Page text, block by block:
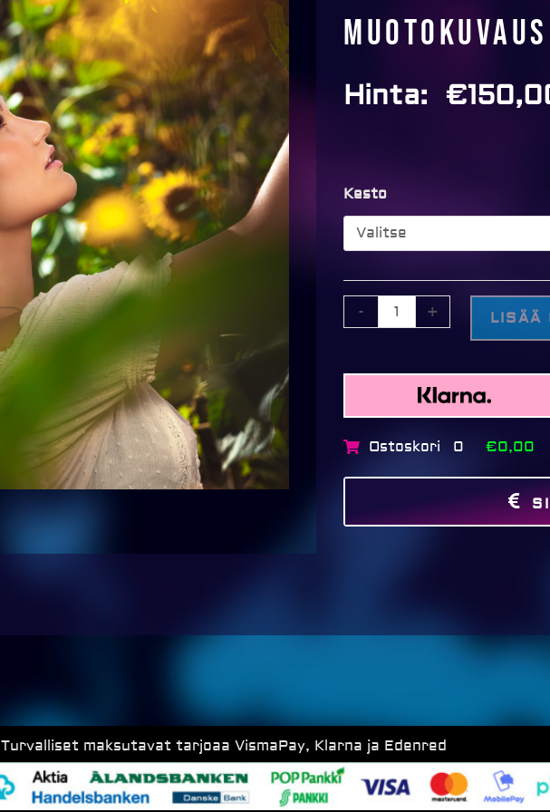
Hinta: €
Kesto
-
Muotokuvaus
miljöössä
määrä
+ LISÄÄ
Ostoskori 0 €0,00
Turvalliset maksutavat tarjoaa VismaPay, Klarna ja Edenred